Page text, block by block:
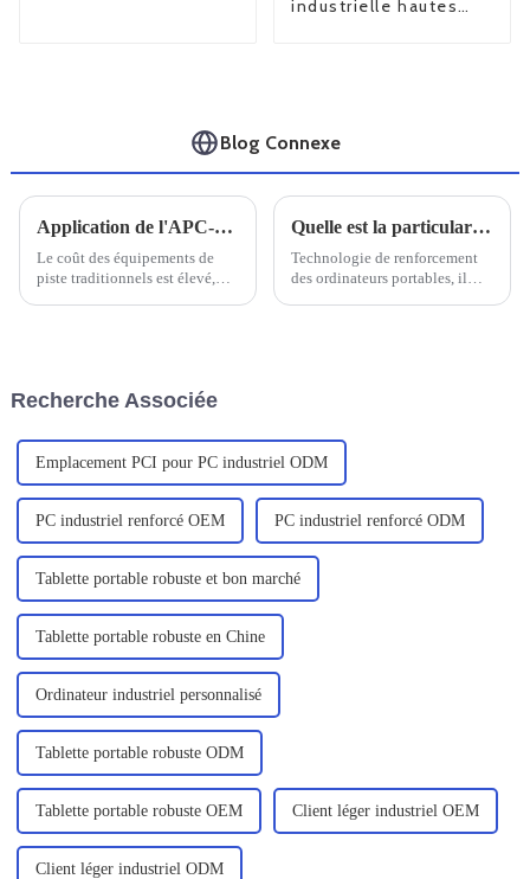
industrielle hautes
Blog Connexe
Application de l'APC-1903
Le coût des équipements de
piste traditionnels est élevé,
Quelle est la particularité d'un ordinateur portable doté de trois renforts de défense
Technologie de renforcement
des ordinateurs portables, il
site, un...
Recherche Associée
Emplacement PCI pour PC industriel ODM
PC industriel renforcé OEM PC industriel renforcé ODM
Tablette portable robuste et bon marché
Tablette portable robuste en Chine
Ordinateur industriel personnalisé
Tablette portable robuste ODM
Tablette portable robuste OEM Client léger industriel OEM
Client léger industriel ODM